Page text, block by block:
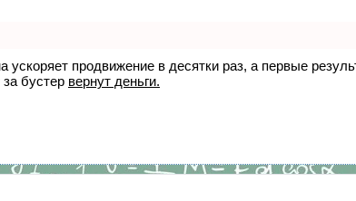
ускоряет продвижение в десятки раз, а первые
за бустер вернут деньги.